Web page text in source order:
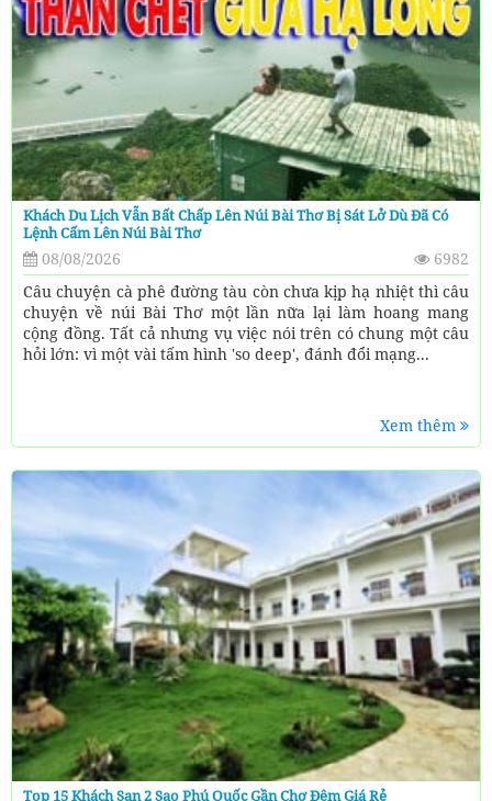
Khách Du Lịch Vẫn Bất Chấp Lên Núi Bài Thơ Bị Sát Lở Dù Đã Có
Lệnh Cấm Lên Núi Bài Thơ
08/08/2026
6982
Câu chuyện cà phê đường tàu còn chưa kịp hạ nhiệt thì câu
chuyện về núi Bài Thơ một lần nữa lại làm hoang mang
cộng đồng. Tất cả nhưng vụ việc nói trên có chung một câu
hỏi lớn: vì một vài tấm hình 'so deep', đánh đổi mạng...
Xem thêm
Top 15 Khách Sạn 2 Sao Phú Quốc Gần Chợ Đêm Giá Rẻ